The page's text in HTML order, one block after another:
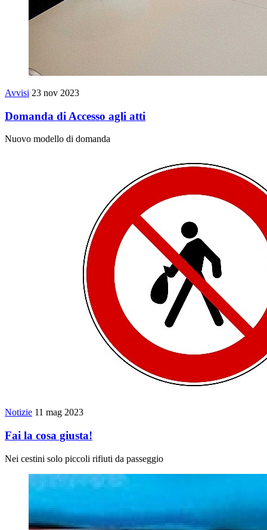
Avvisi 23 nov 2023
Domanda di Accesso agli atti
Nuovo modello di domanda
Notizie 11 mag 2023
Fai la cosa giusta!
Nei cestini solo piccoli rifiuti da passeggio